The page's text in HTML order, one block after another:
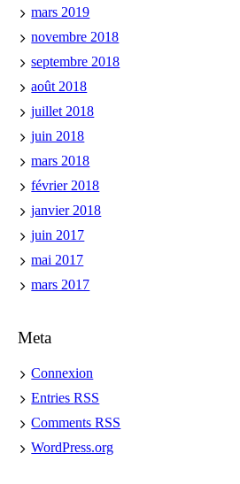
mars 2019
novembre 2018
septembre 2018
août 2018
juillet 2018
juin 2018
mars 2018
février 2018
janvier 2018
juin 2017
mai 2017
mars 2017
Meta
Connexion
EntriesRSS
CommentsRSS
WordPress.org